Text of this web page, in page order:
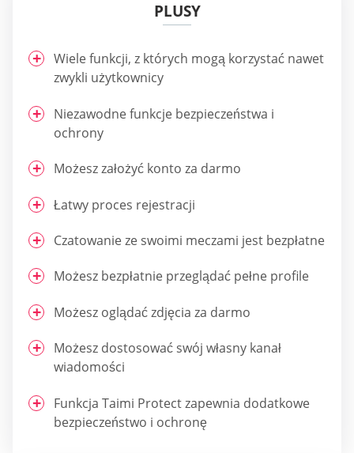
PLUSY
Wiele funkcji, z których mogą korzystać nawet
zwykli użytkownicy
Niezawodne funkcje bezpieczeństwa i
ochrony
Możesz założyć konto za darmo
Łatwy proces rejestracji
Czatowanie ze swoimi meczami jest bezpłatne
Możesz bezpłatnie przeglądać pełne profile
Możesz oglądać zdjęcia za darmo
Możesz dostosować swój własny kanał
wiadomości
Funkcja Taimi Protect zapewnia dodatkowe
bezpieczeństwo i ochronę